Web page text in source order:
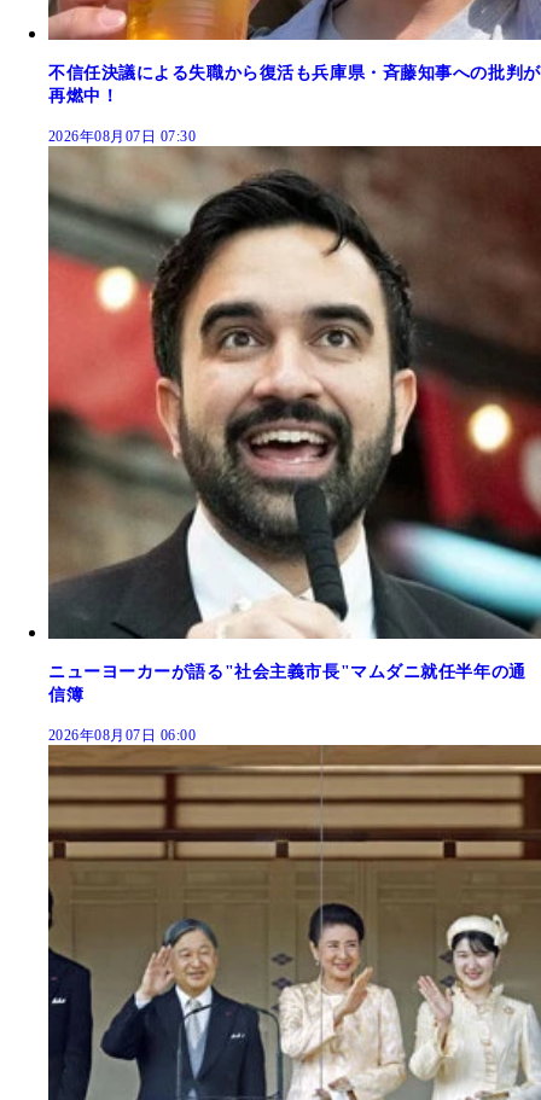
不信任決議による失職から復活も兵庫県・斉藤知事への批判が
再燃中！
2026年08月07日 07:30
ニューヨーカーが語る"社会主義市長"マムダニ就任半年の通
信簿
2026年08月07日 06:00